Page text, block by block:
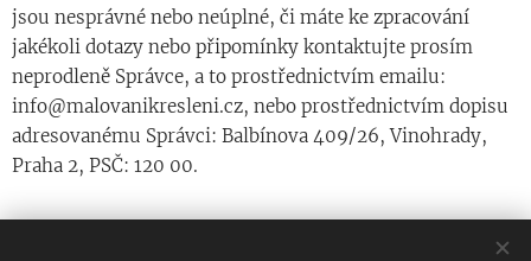
jsou nesprávné nebo neúplné, či máte ke zpracování
jakékoli dotazy nebo připomínky kontaktujte prosím
neprodleně Správce, a to prostřednictvím emailu:
info@malovanikresleni.cz, nebo prostřednictvím dopisu
adresovanému Správci: Balbínova 409/26, Vinohrady,
Praha 2, PSČ: 120 00.